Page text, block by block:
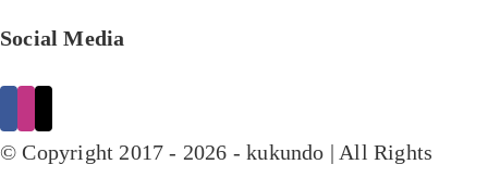
Social Media
© Copyright 2017 - 2026 - kukundo | All Rights